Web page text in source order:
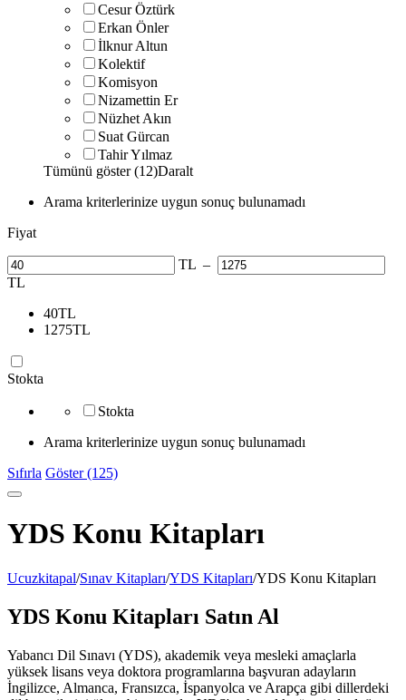
Cesur Öztürk
Erkan Önler
İlknur Altun
Kolektif
Komisyon
Nizamettin Er
Nüzhet Akın
Suat Gürcan
Tahir Yılmaz
Tümünü göster (12)Daralt
Arama kriterlerinize uygun sonuç bulunamadı
Fiyat
TL –
TL
40TL
1275TL
Stokta
Stokta
Arama kriterlerinize uygun sonuç bulunamadı
Sıfırla Göster (125)
YDS Konu Kitapları
Ucuzkitapal/Sınav Kitapları/YDS Kitapları/YDS Konu Kitapları
YDS Konu Kitapları Satın Al
Yabancı Dil Sınavı (YDS), akademik veya mesleki amaçlarla
yüksek lisans veya doktora programlarına başvuran adayların
İngilizce, Almanca, Fransızca, İspanyolca ve Arapça gibi dillerdeki